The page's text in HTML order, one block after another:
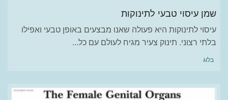
שמן עיסוי טבעי לתינוקות
עיסוי לתינוקות היא פעולה שאנו מבצעים באופן טבעי ואפילו
בלתי רצוני. תינוק צעיר מגיח לעולם עם כל...
בלוג